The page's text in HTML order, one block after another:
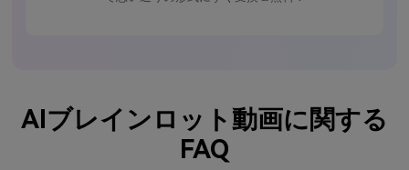
AIブレインロット動画に関する
FAQ